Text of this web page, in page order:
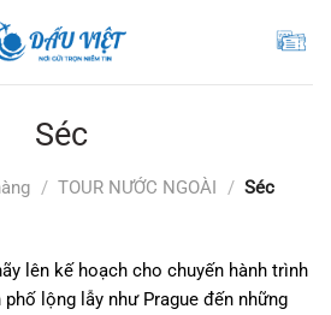
Séc
/ TOUR NƯỚC NGOÀI / Séc
lên kế hoạch cho chuyến hành trình
lộng lẫy như Prague đến những